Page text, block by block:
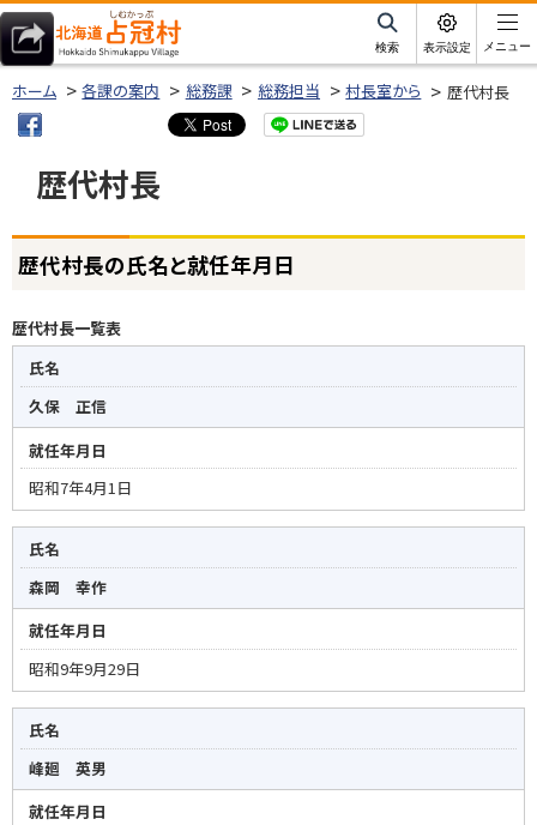
本
文
へ北海道占冠村
サ
イ
ト
内
検索 表示設定 メニュー
ホーム 各課の案内 総務課 総務担当 村長室から 歴代村長
歴代村長
ページ内目次
歴
村
長
名
任
月
問
合
担
歴代村長の氏名と就任年月日
歴代村長一覧表
氏名
久保 正信
就任年月日
昭和7年4月1日
氏名
森岡 幸作
就任年月日
昭和9年9月29日
氏名
峰廻 英男
就任年月日